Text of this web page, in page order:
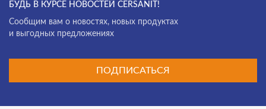
БУДЬ В КУРСЕ НОВОСТЕЙ CERSANIT!
Cообщим вам о новостях, новых продуктах
и выгодных предложениях
ПОДПИСАТЬСЯ